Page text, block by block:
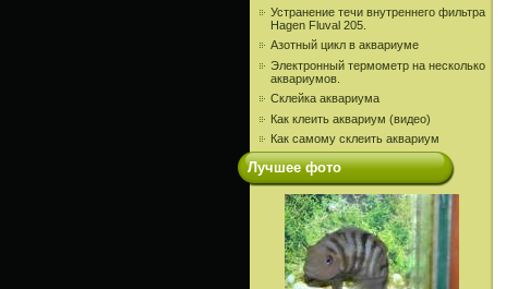
Устранение течи внутреннего фильтра
Hagen Fluval 205.
Азотный цикл в аквариуме
Электронный термометр на несколько
аквариумов.
Склейка аквариума
Как клеить аквариум (видео)
Как самому склеить аквариум
Лучшее фото